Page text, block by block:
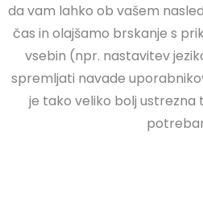
da vam lahko ob vašem
čas in olajšamo brskanje s
vsebin (npr. nastavitev
spremljati navade
je tako veliko bolj ustrezna